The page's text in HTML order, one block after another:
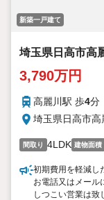
新築一戸建て
埼玉県日高市高
3,790万円
高麗川駅 歩4分
埼玉県日高市高
間取り 4LDK 建物面積
初期費用を軽減し
お電話又はメール
しつこい営業は致